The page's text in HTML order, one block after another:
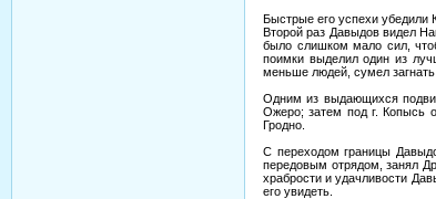
Быстрые его успехи убедили
Второй раз Давыдов видел
было слишком мало сил,
поимки выделил один из
меньше людей, сумел
Одним из выдающихся
Ожеро; затем под г. Копысь
Гродно.
С переходом границы
передовым отрядом, занял
храбрости и удачливости
его увидеть.